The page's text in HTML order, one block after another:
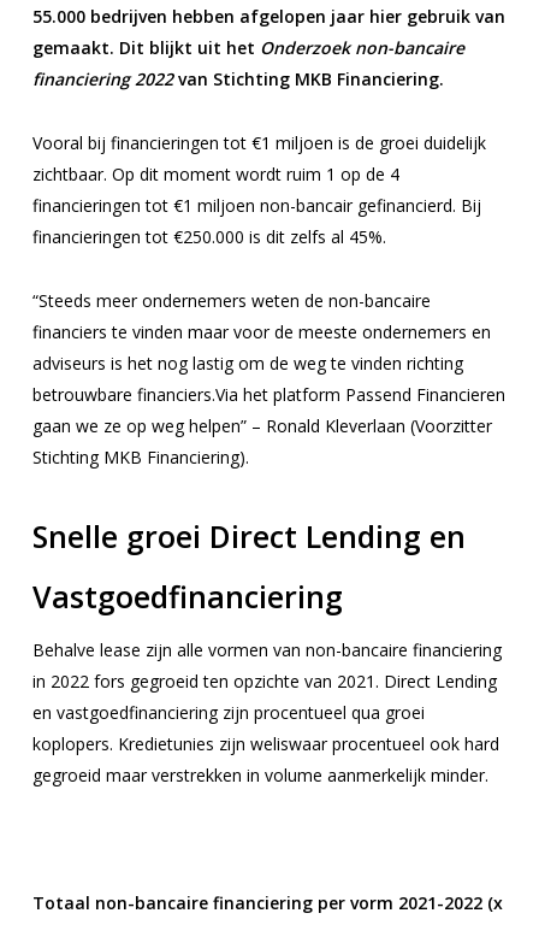
55.000 bedrijven hebben afgelopen jaar hier gebruik van
gemaakt. Dit blijkt uit het Onderzoek non-bancaire
financiering 2022van Stichting MKB Financiering.
Vooral bij financieringen tot €1 miljoen is de groei duidelijk
zichtbaar. Op dit moment wordt ruim 1 op de 4
financieringen tot €1 miljoen non-bancair gefinancierd. Bij
financieringen tot €250.000 is dit zelfs al 45%.
“Steeds meer ondernemers weten de non-bancaire
financiers te vinden maar voor de meeste ondernemers en
adviseurs is het nog lastig om de weg te vinden richting
betrouwbare financiers.Via het platform Passend Financieren
gaan we ze op weg helpen” – Ronald Kleverlaan (Voorzitter
Stichting MKB Financiering).
Snelle groei Direct Lending en
Vastgoedfinanciering
Behalve lease zijn alle vormen van non-bancaire financiering
in 2022 fors gegroeid ten opzichte van 2021. Direct Lending
en vastgoedfinanciering zijn procentueel qua groei
koplopers. Kredietunies zijn weliswaar procentueel ook hard
gegroeid maar verstrekken in volume aanmerkelijk minder.
Totaal non-bancaire financiering per vorm 2021-2022 (x